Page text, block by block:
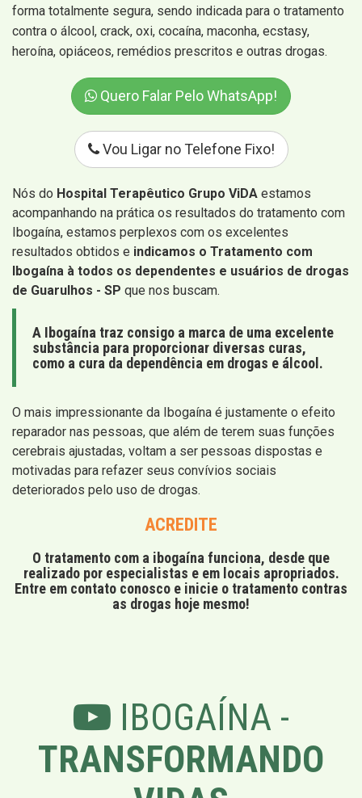
forma totalmente segura, sendo indicada para o tratamento
contra o álcool, crack, oxi, cocaína, maconha, ecstasy,
heroína, opiáceos, remédios prescritos e outras drogas.
Quero Falar Pelo WhatsApp!
Vou Ligar no Telefone Fixo!
Nós do Hospital Terapêutico Grupo ViDA estamos
acompanhando na prática os resultados do tratamento com
Ibogaína, estamos perplexos com os excelentes
resultados obtidos e indicamos o Tratamento com
Ibogaína à todos os dependentes e usuários de drogas
de Guarulhos - SP que nos buscam.
A Ibogaína traz consigo a marca de uma excelente
substância para proporcionar diversas curas,
como a cura da dependência em drogas e álcool.
O mais impressionante da Ibogaína é justamente o efeito
reparador nas pessoas, que além de terem suas funções
cerebrais ajustadas, voltam a ser pessoas dispostas e
motivadas para refazer seus convívios sociais
deteriorados pelo uso de drogas.
ACREDITE
O tratamento com a ibogaína funciona, desde que
realizado por especialistas e em locais apropriados.
Entre em contato conosco e inicie o tratamento contras
as drogas hoje mesmo!
IBOGAÍNA -
TRANSFORMANDO